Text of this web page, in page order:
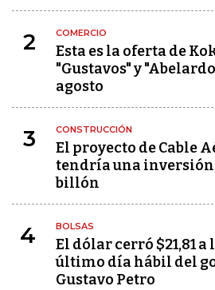
2 COMERCIO
Esta es la oferta de
"Gustavos" y
agosto
3 CONSTRUCCIÓN
El proyecto de Cable
tendría una inversión
billón
4 BOLSAS
El dólar cerró $21,81
último día hábil del
Gustavo Petro